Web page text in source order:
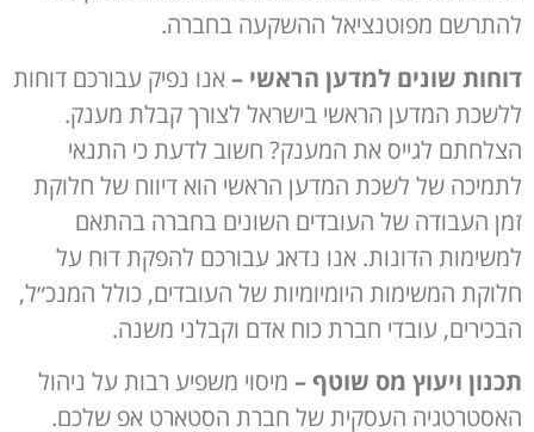
להתרשם מפוטנציאל ההשקעה בחברה.
דוחות שונים למדען הראשי –אנו נפיק עבורכם דוחות
ללשכת המדען הראשי בישראל לצורך קבלת מענק.
הצלחתם לגייס את המענק? חשוב לדעת כי התנאי
לתמיכה של לשכת המדען הראשי הוא דיווח של חלוקת
זמן העבודה של העובדים השונים בחברה בהתאם
למשימות הדונות. אנו נדאג עבורכם להפקת דוח על
חלוקת המשימות היומיומיות של העובדים, כולל המנכ״ל,
הבכירים, עובדי חברת כוח אדם וקבלני משנה.
תכנון ויעוץ מס שוטף– מיסוי משפיע רבות על ניהול
האסטרטגיה העסקית של חברת הסטארט אפ שלכם.